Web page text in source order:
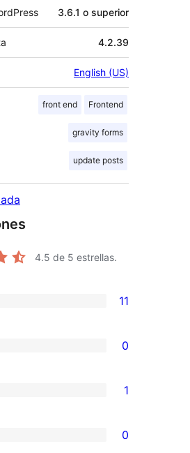
3.6.1 o superior
4.2.39
English (US)
front end Frontend
gravity forms
update posts
4.5 de 5 estrellas.
11
0
1
0